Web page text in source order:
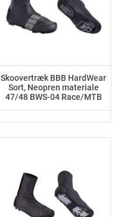
Skoovertræk BBB HardWear
Sort, Neopren materiale
47/48 BWS-04 Race/MTB